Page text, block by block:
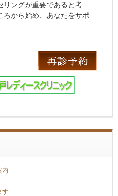
リングが重要であると考
ろから始め、あなたをサポ
内
す